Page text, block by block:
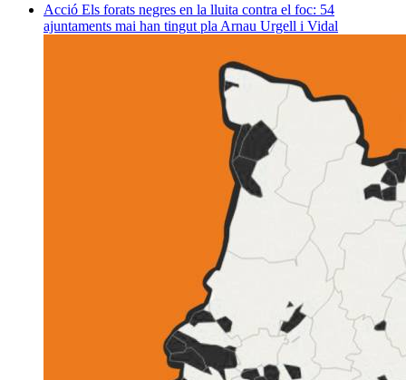
Acció Els forats negres en la lluita contra el foc: 54
ajuntaments mai han tingut pla Arnau Urgell i Vidal